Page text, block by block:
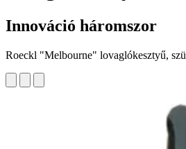
Innováció háromszor
Roeckl "Melbourne" lovaglókesztyű,